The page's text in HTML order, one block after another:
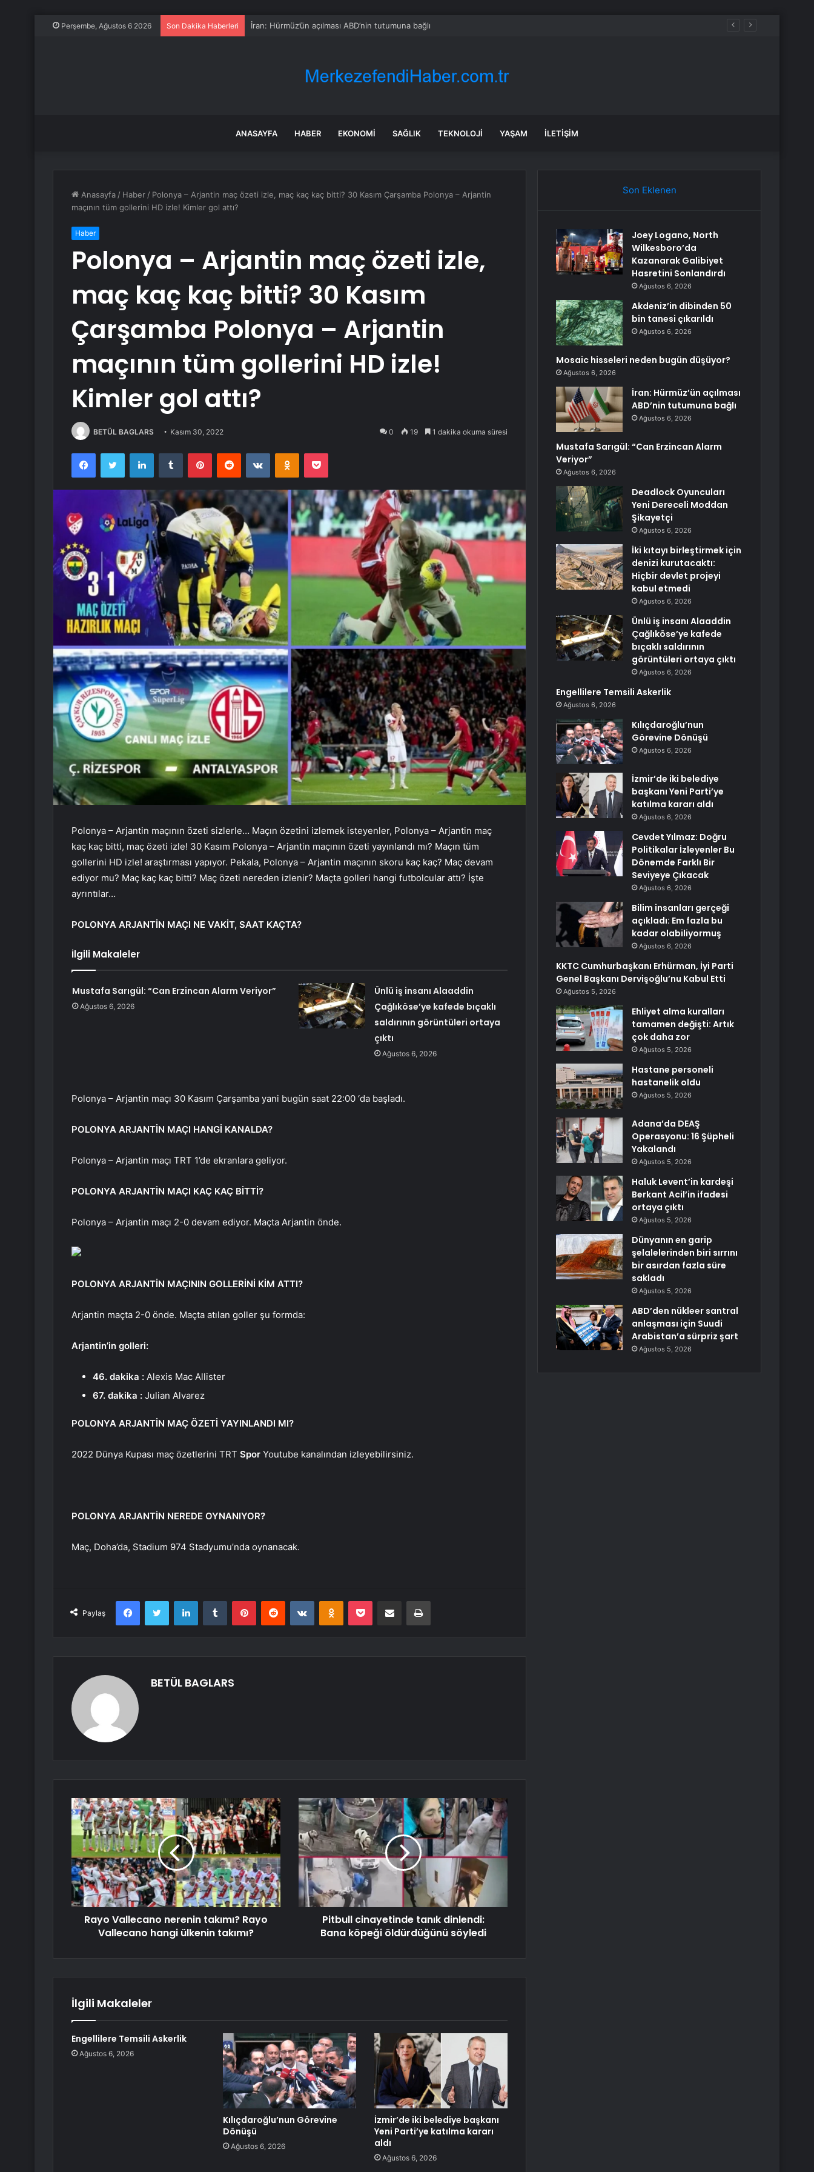
Perşembe, Ağustos 6 2026 Son Dakika Haberleri İran: Hürmüz’ün açılması ABD’nin tutumuna bağlı
ANASAYFA HABER EKONOMI SAĞLIK TEKNOLOJI YAŞAM İLETIŞIM
Anasayfa / Haber / Polonya – Arjantin maç özeti izle, maç kaç kaç bitti? 30 Kasım Çarşamba Polonya – Arjantin
maçının tüm gollerini HD izle! Kimler gol attı?
Haber
Polonya – Arjantin maç özeti izle,
maç kaç kaç bitti? 30 Kasım
Çarşamba Polonya – Arjantin
maçının tüm gollerini HD izle!
Kimler gol attı?
BETÜL BAGLARS Kasım 30, 2022 0 19 1 dakika okuma süresi
FacebookTwitter LinkedInTumblr PinterestReddit VKontakteOdnoklassniki
Pocket
Polonya – Arjantin maçının özeti sizlerle… Maçın özetini izlemek isteyenler, Polonya – Arjantin maç
kaç kaç bitti, maç özeti izle! 30 Kasım Polonya – Arjantin maçının özeti yayınlandı mı? Maçın tüm
gollerini HD izle! araştırması yapıyor. Pekala, Polonya – Arjantin maçının skoru kaç kaç? Maç devam
ediyor mu? Maç kaç kaç bitti? Maç özeti nereden izlenir? Maçta golleri hangi futbolcular attı? İşte
ayrıntılar…
POLONYA ARJANTİN MAÇI NE VAKİT, SAAT KAÇTA?
İlgili Makaleler
Mustafa Sarıgül: “Can Erzincan Alarm Veriyor”
Ağustos 6, 2026
Ünlü iş insanı Alaaddin
Çağlıköse’ye kafede bıçaklı
saldırının görüntüleri ortaya
çıktı
Ağustos 6, 2026
Polonya – Arjantin maçı 30 Kasım Çarşamba yani bugün saat 22:00 ‘da başladı.
POLONYA ARJANTİN MAÇI HANGİ KANALDA?
Polonya – Arjantin maçı TRT 1’de ekranlara geliyor.
POLONYA ARJANTİN MAÇI KAÇ KAÇ BİTTİ?
Polonya – Arjantin maçı 2-0 devam ediyor. Maçta Arjantin önde.
POLONYA ARJANTİN MAÇININ GOLLERİNİ KİM ATTI?
Arjantin maçta 2-0 önde. Maçta atılan goller şu formda:
Arjantin’in golleri:
46. dakika : Alexis Mac Allister
67. dakika : Julian Alvarez
POLONYA ARJANTİN MAÇ ÖZETİ YAYINLANDI MI?
2022 Dünya Kupası maç özetlerini TRT Spor Youtube kanalından izleyebilirsiniz.
POLONYA ARJANTİN NEREDE OYNANIYOR?
Maç, Doha’da, Stadium 974 Stadyumu’nda oynanacak.
Paylaş
FacebookTwitter LinkedInTumblr PinterestReddit VKontakteOdnoklassniki
Pocket E-Posta ile paylaş Yazdır
BETÜL BAGLARS
Rayo Vallecano nerenin takımı? Rayo
Vallecano hangi ülkenin takımı?
Pitbull cinayetinde tanık dinlendi:
Bana köpeği öldürdüğünü söyledi
İlgili Makaleler
Engellilere Temsili Askerlik
Ağustos 6, 2026
Kılıçdaroğlu’nun Görevine
Dönüşü
Ağustos 6, 2026
İzmir’de iki belediye başkanı
Yeni Parti’ye katılma kararı
aldı
Ağustos 6, 2026
Son Eklenen
Joey Logano, North
Wilkesboro’da
Kazanarak Galibiyet
Hasretini Sonlandırdı
Ağustos 6, 2026
Akdeniz’in dibinden 50
bin tanesi çıkarıldı
Ağustos 6, 2026
Mosaic hisseleri neden bugün düşüyor?
Ağustos 6, 2026
İran: Hürmüz’ün açılması
ABD’nin tutumuna bağlı
Ağustos 6, 2026
Mustafa Sarıgül: “Can Erzincan Alarm
Veriyor”
Ağustos 6, 2026
Deadlock Oyuncuları
Yeni Dereceli Moddan
Şikayetçi
Ağustos 6, 2026
İki kıtayı birleştirmek için
denizi kurutacaktı:
Hiçbir devlet projeyi
kabul etmedi
Ağustos 6, 2026
Ünlü iş insanı Alaaddin
Çağlıköse’ye kafede
bıçaklı saldırının
görüntüleri ortaya çıktı
Ağustos 6, 2026
Engellilere Temsili Askerlik
Ağustos 6, 2026
Kılıçdaroğlu’nun
Görevine Dönüşü
Ağustos 6, 2026
İzmir’de iki belediye
başkanı Yeni Parti’ye
katılma kararı aldı
Ağustos 6, 2026
Cevdet Yılmaz: Doğru
Politikalar İzleyenler Bu
Dönemde Farklı Bir
Seviyeye Çıkacak
Ağustos 6, 2026
Bilim insanları gerçeği
açıkladı: Em fazla bu
kadar olabiliyormuş
Ağustos 6, 2026
KKTC Cumhurbaşkanı Erhürman, İyi Parti
Genel Başkanı Dervişoğlu’nu Kabul Etti
Ağustos 5, 2026
Ehliyet alma kuralları
tamamen değişti: Artık
çok daha zor
Ağustos 5, 2026
Hastane personeli
hastanelik oldu
Ağustos 5, 2026
Adana’da DEAŞ
Operasyonu: 16 Şüpheli
Yakalandı
Ağustos 5, 2026
Haluk Levent’in kardeşi
Berkant Acil’in ifadesi
ortaya çıktı
Ağustos 5, 2026
Dünyanın en garip
şelalelerinden biri sırrını
bir asırdan fazla süre
sakladı
Ağustos 5, 2026
ABD’den nükleer santral
anlaşması için Suudi
Arabistan’a sürpriz şart
Ağustos 5, 2026